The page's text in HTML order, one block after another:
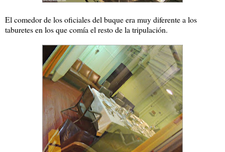
El comedor de los oficiales del buque era muy diferente a los
taburetes en los que comía el resto de la tripulación.